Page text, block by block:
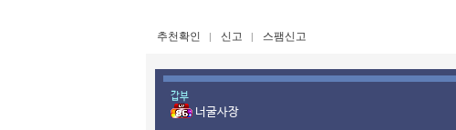
추천확인 신고 스팸신고
갑부
너굴사장